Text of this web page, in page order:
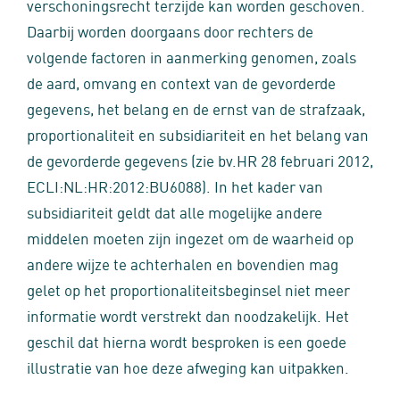
verschoningsrecht terzijde kan worden geschoven.
Daarbij worden doorgaans door rechters de
volgende factoren in aanmerking genomen, zoals
de aard, omvang en context van de gevorderde
gegevens, het belang en de ernst van de strafzaak,
proportionaliteit en subsidiariteit en het belang van
de gevorderde gegevens (zie bv.HR 28 februari 2012,
ECLI:NL:HR:2012:BU6088). In het kader van
subsidiariteit geldt dat alle mogelijke andere
middelen moeten zijn ingezet om de waarheid op
andere wijze te achterhalen en bovendien mag
gelet op het proportionaliteitsbeginsel niet meer
informatie wordt verstrekt dan noodzakelijk. Het
geschil dat hierna wordt besproken is een goede
illustratie van hoe deze afweging kan uitpakken.